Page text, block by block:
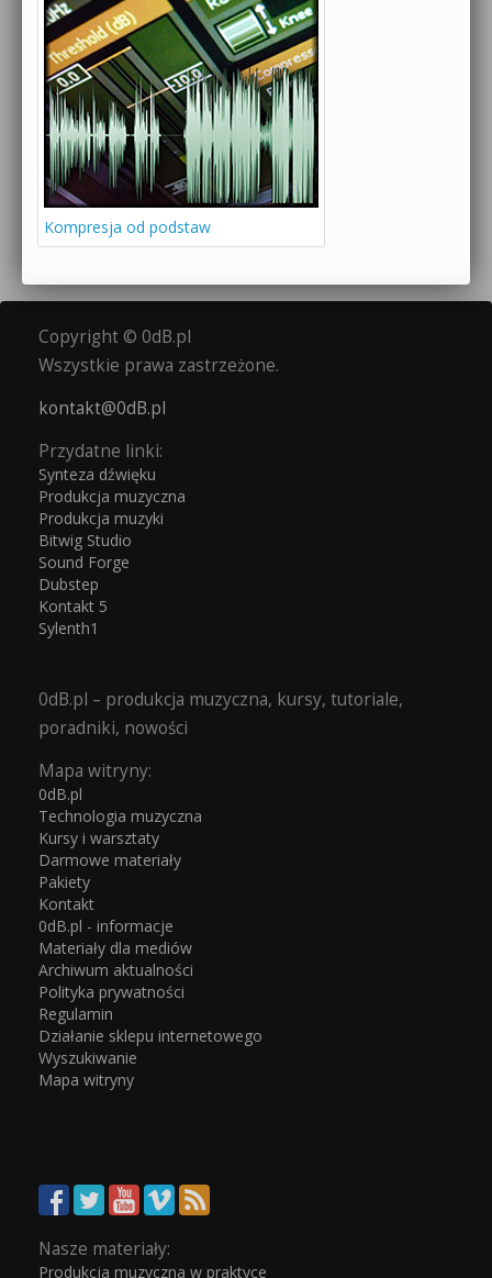
Kompresja od podstaw
Copyright © 0dB.pl
Wszystkie prawa zastrzeżone.
kontakt@0dB.pl
Przydatne linki:
Synteza dźwięku
Produkcja muzyczna
Produkcja muzyki
Bitwig Studio
Sound Forge
Dubstep
Kontakt 5
Sylenth1
0dB.pl – produkcja muzyczna, kursy, tutoriale,
poradniki, nowości
Mapa witryny:
0dB.pl
Technologia muzyczna
Kursy i warsztaty
Darmowe materiały
Pakiety
Kontakt
0dB.pl - informacje
Materiały dla mediów
Archiwum aktualności
Polityka prywatności
Regulamin
Działanie sklepu internetowego
Wyszukiwanie
Mapa witryny
Nasze materiały:
Produkcja muzyczna w praktyce